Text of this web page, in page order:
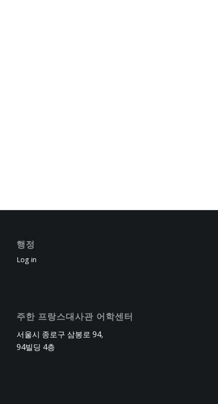
행정
Log in
주한 프랑스대사관 어학센터
서울시 종로구 삼봉로 94,
94빌딩 4층